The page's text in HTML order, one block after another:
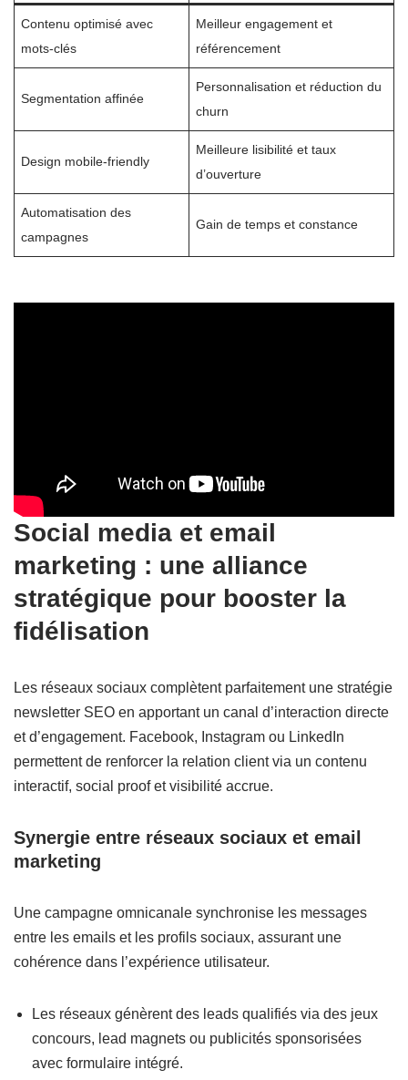
Contenu optimisé avec
mots-clés
Meilleur engagement et
référencement
Segmentation affinée
Personnalisation et réduction du
churn
Design mobile-friendly
Meilleure lisibilité et taux
d’ouverture
Automatisation des
campagnes
Gain de temps et constance
Social media et email
marketing : une alliance
stratégique pour booster la
fidélisation
Les réseaux sociaux complètent parfaitement une stratégie
newsletter SEO en apportant un canal d’interaction directe
et d’engagement. Facebook, Instagram ou LinkedIn
permettent de renforcer la relation client via un contenu
interactif, social proof et visibilité accrue.
Synergie entre réseaux sociaux et email
marketing
Une campagne omnicanale synchronise les messages
entre les emails et les profils sociaux, assurant une
cohérence dans l’expérience utilisateur.
Les réseaux génèrent des leads qualifiés via des jeux
concours, lead magnets ou publicités sponsorisées
avec formulaire intégré.